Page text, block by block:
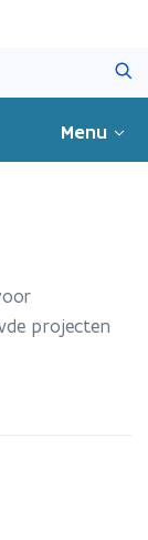
Menu
projecten